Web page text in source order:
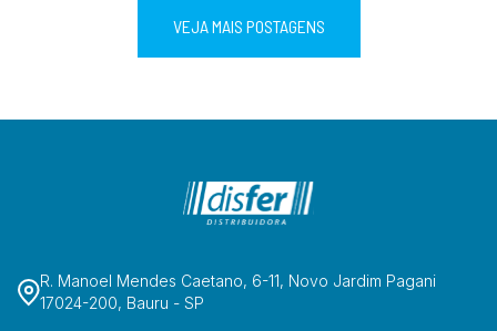
VEJA MAIS POSTAGENS
R. Manoel Mendes Caetano, 6-11, Novo Jardim Pagani
17024-200, Bauru - SP